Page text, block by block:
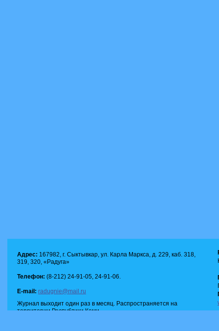
Адрес: 167982, г. Сыктывкар, ул. Карла Маркса, д. 229, каб. 318,
319, 320, «Радуга»
Телефон: (8-212) 24-91-05, 24-91-06.
E-mail: radugnie@mail.ru
Журнал выходит один раз в месяц. Распространяется на
территории Республики Коми.